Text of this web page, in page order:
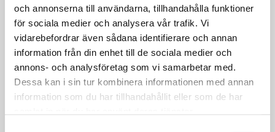
och annonserna till användarna, tillhandahålla funktioner
för sociala medier och analysera vår trafik. Vi
vidarebefordrar även sådana identifierare och annan
information från din enhet till de sociala medier och
annons- och analysföretag som vi samarbetar med.
Dessa kan i sin tur kombinera informationen med annan
information som du har tillhandahållit eller som de har